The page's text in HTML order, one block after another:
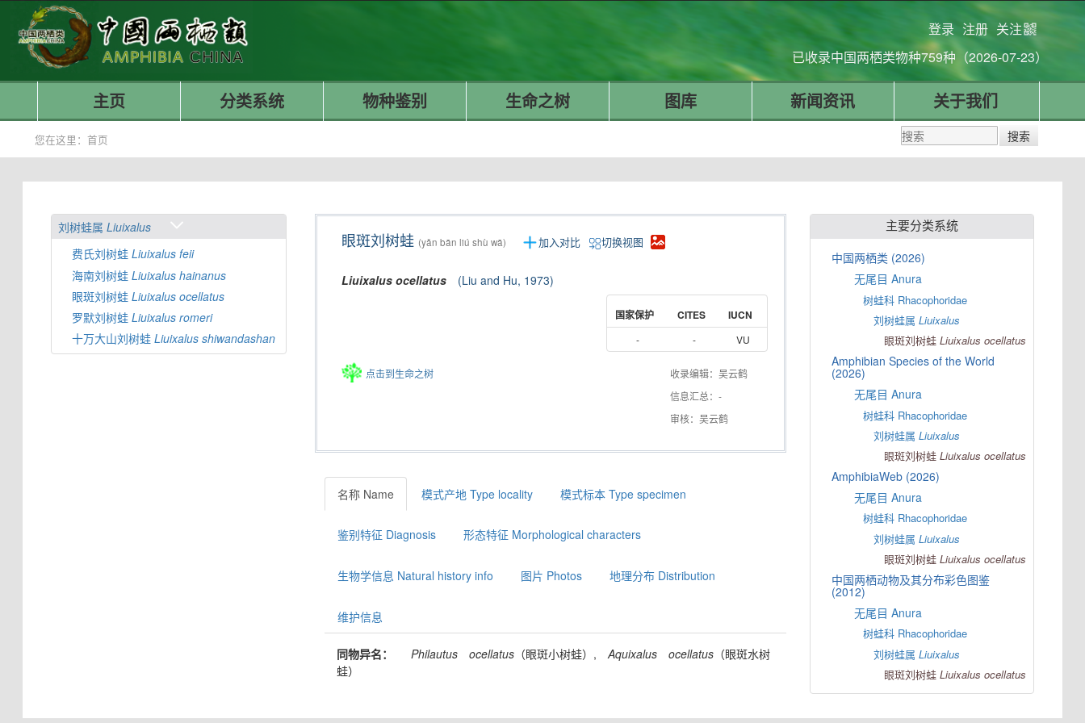
登录 注册 关注
已收录中国两栖类物种759种（2026-07-23）
主页 分类系统 物种鉴别 生命之树 图库 新闻资讯 关于我们
您在这里：首页
刘树蛙属Liuixalus
费氏刘树蛙Liuixalus feii
海南刘树蛙Liuixalus hainanus
眼斑刘树蛙Liuixalus ocellatus
罗默刘树蛙Liuixalus romeri
十万大山刘树蛙Liuixalus shiwandashan
眼斑刘树蛙 (yǎn bān liú shù wā) 加入对比 切换视图
Liuixalus ocellatus (Liu and Hu, 1973)
国家保护 CITES IUCN
- - VU
点击到生命之树
收录编辑：吴云鹤
信息汇总：-
审核：吴云鹤
名称 Name 模式产地 Type locality 模式标本 Type specimen
鉴别特征 Diagnosis 形态特征 Morphological characters
生物学信息 Natural history info 图片 Photos 地理分布 Distribution
维护信息
同物异名： Philautus ocellatus （眼斑小树蛙）, Aquixalus ocellatus （眼斑水树
蛙）
主要分类系统
中国两栖类 (2026)
无尾目 Anura
树蛙科 Rhacophoridae
刘树蛙属Liuixalus
眼斑刘树蛙Liuixalus ocellatus
Amphibian Species of the World
(2026)
无尾目 Anura
树蛙科 Rhacophoridae
刘树蛙属Liuixalus
眼斑刘树蛙Liuixalus ocellatus
AmphibiaWeb (2026)
无尾目 Anura
树蛙科 Rhacophoridae
刘树蛙属Liuixalus
眼斑刘树蛙Liuixalus ocellatus
中国两栖动物及其分布彩色图鉴
(2012)
无尾目 Anura
树蛙科 Rhacophoridae
刘树蛙属Liuixalus
眼斑刘树蛙Liuixalus ocellatus